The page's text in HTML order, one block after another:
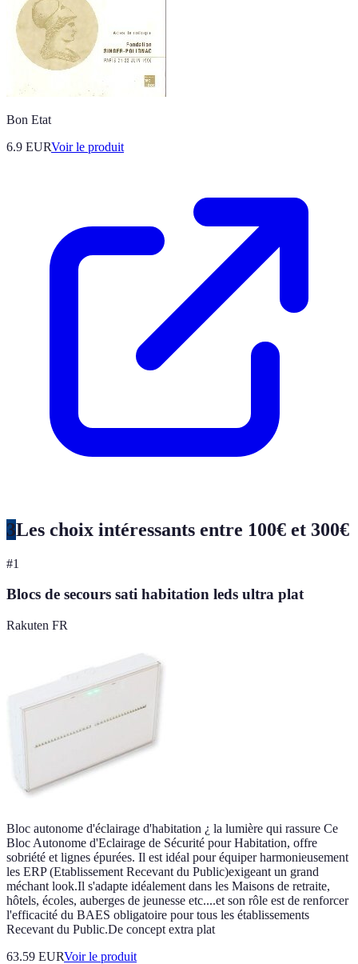
Bon Etat
6.9 EURVoir le produit
3Les choix intéressants entre 100€ et 300€
#1
Blocs de secours sati habitation leds ultra plat
Rakuten FR
Bloc autonome d'éclairage d'habitation ¿ la lumière qui rassure Ce
Bloc Autonome d'Eclairage de Sécurité pour Habitation, offre
sobriété et lignes épurées. Il est idéal pour équiper harmonieusement
les ERP (Etablissement Recevant du Public)exigeant un grand
méchant look.Il s'adapte idéalement dans les Maisons de retraite,
hôtels, écoles, auberges de jeunesse etc....et son rôle est de renforcer
l'efficacité du BAES obligatoire pour tous les établissements
Recevant du Public.De concept extra plat
63.59 EURVoir le produit